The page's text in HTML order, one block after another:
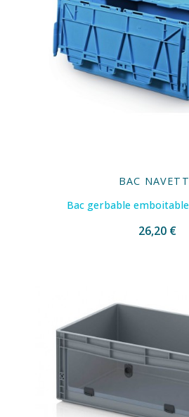
BAC
Bac gerbable
26,20 €